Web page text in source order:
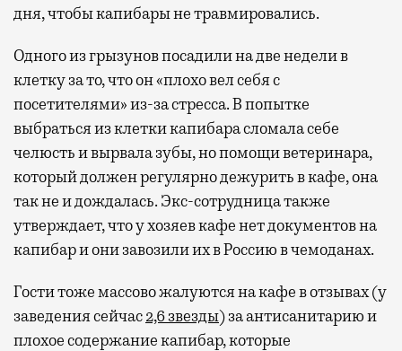
дня, чтобы капибары не травмировались.
Одного из грызунов посадили на две недели в
клетку за то, что он «плохо вел себя с
посетителями» из-за стресса. В попытке
выбраться из клетки капибара сломала себе
челюсть и вырвала зубы, но помощи ветеринара,
который должен регулярно дежурить в кафе, она
так не и дождалась. Экс-сотрудница также
утверждает, что у хозяев кафе нет документов на
капибар и они завозили их в Россию в чемоданах.
Гости тоже массово жалуются на кафе в отзывах (у
заведения сейчас2,6 звезды) за антисанитарию и
плохое содержание капибар, которые